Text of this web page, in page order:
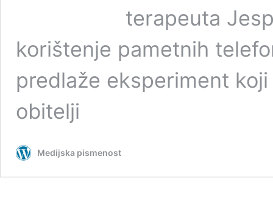
terapeuta
korištenje pametnih
predlaže eksperiment
obitelji
Medijska pismenost